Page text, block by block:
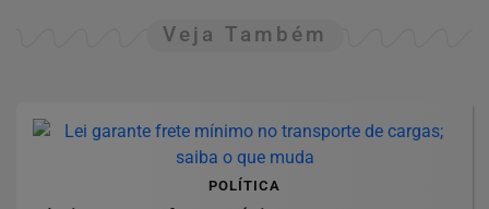
Veja Também
POLÍTICA